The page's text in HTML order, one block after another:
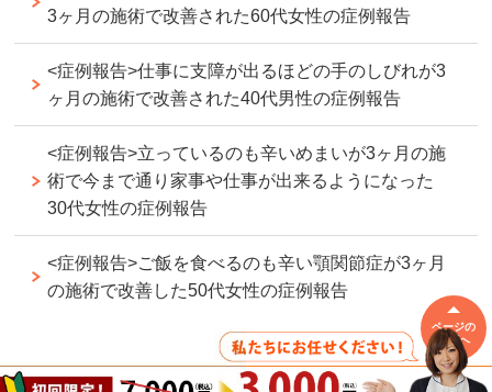
3ヶ月の施術で改善された60代女性の症例報告
<症例報告>仕事に支障が出るほどの手のしびれが3
ヶ月の施術で改善された40代男性の症例報告
<症例報告>立っているのも辛いめまいが3ヶ月の施
術で今まで通り家事や仕事が出来るようになった
30代女性の症例報告
<症例報告>ご飯を食べるのも辛い顎関節症が3ヶ月
の施術で改善した50代女性の症例報告
ページの
先頭へ